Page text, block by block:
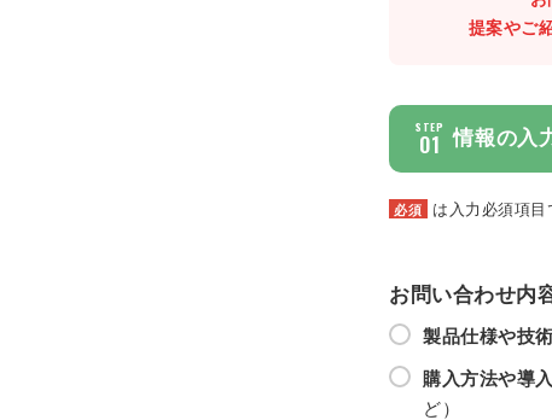
提案やご
STEP
01 情報の入
必須 は入力必須項目
お問い合わせ内
製品仕様や技
購入方法や導
ど）